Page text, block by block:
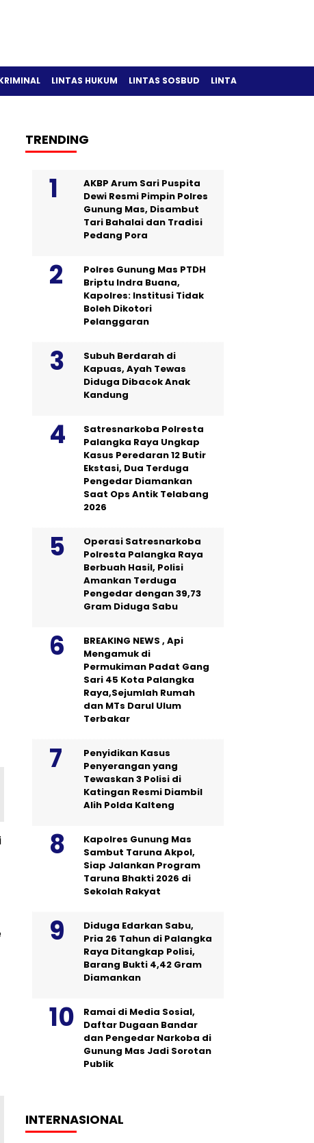
LINTAS HUKUM LINTAS SOSBUD LINTAS OLAH RAGA
TRENDING
AKBP Arum Sari Puspita
Dewi Resmi Pimpin Polres
Gunung Mas, Disambut
Tari Bahalai dan Tradisi
Pedang Pora
Polres Gunung Mas PTDH
Briptu Indra Buana,
Kapolres: Institusi Tidak
Boleh Dikotori
Pelanggaran
Subuh Berdarah di
Kapuas, Ayah Tewas
Diduga Dibacok Anak
Kandung
Satresnarkoba Polresta
Palangka Raya Ungkap
Kasus Peredaran 12 Butir
Ekstasi, Dua Terduga
Pengedar Diamankan
Saat Ops Antik Telabang
2026
Operasi Satresnarkoba
Polresta Palangka Raya
Berbuah Hasil, Polisi
Amankan Terduga
Pengedar dengan 39,73
Gram Diduga Sabu
BREAKING NEWS , Api
Mengamuk di
Permukiman Padat Gang
Sari 45 Kota Palangka
Raya,Sejumlah Rumah
dan MTs Darul Ulum
Terbakar
Penyidikan Kasus
Penyerangan yang
Tewaskan 3 Polisi di
Katingan Resmi Diambil
Alih Polda Kalteng
Kapolres Gunung Mas
Sambut Taruna Akpol,
Siap Jalankan Program
Taruna Bhakti 2026 di
Sekolah Rakyat
Diduga Edarkan Sabu,
Pria 26 Tahun di Palangka
Raya Ditangkap Polisi,
Barang Bukti 4,42 Gram
Diamankan
Ramai di Media Sosial,
Daftar Dugaan Bandar
dan Pengedar Narkoba di
Gunung Mas Jadi Sorotan
Publik
INTERNASIONAL